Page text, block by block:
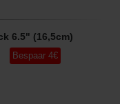
6.5" (16,5cm)
Bespaar 4€